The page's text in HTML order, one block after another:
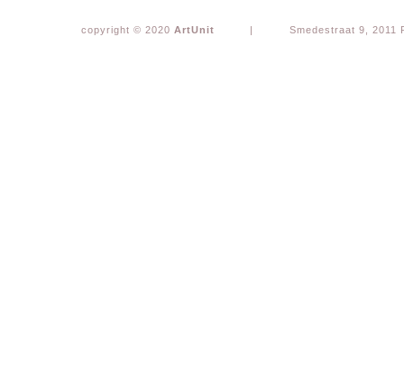
copyright © 2020 ArtUnit | Smedestraat 9, 2011